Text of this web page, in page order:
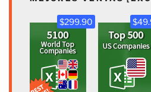
$299.90